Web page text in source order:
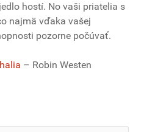
hostí. No vaši priatelia s
najmä vďaka vašej
pozorne počúvať.
– Robin Westen